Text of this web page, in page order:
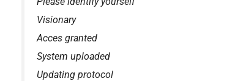
Visionary
Acces granted
System uploaded
Updating protocol